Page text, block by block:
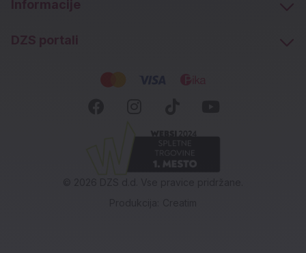
Informacije
DZS portali